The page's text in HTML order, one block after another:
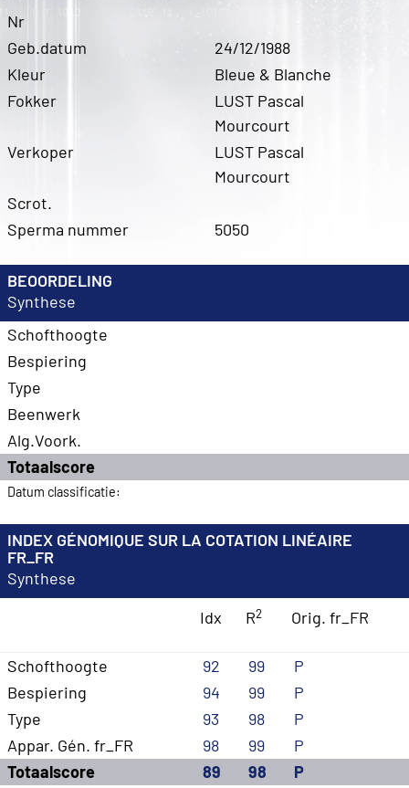
Nr
Geb.datum
24/12/1988
Kleur
Bleue & Blanche
Fokker
LUST Pascal
Mourcourt
Verkoper
LUST Pascal
Mourcourt
Scrot.
Sperma nummer
5050
BEOORDELING
Synthese
Schofthoogte
Bespiering
Type
Beenwerk
Alg.Voork.
Totaalscore
Datum classificatie:
INDEX GÉNOMIQUE SUR LA COTATION LINÉAIRE
FR_FR
Synthese
Idx
R2 Orig. fr_FR
Schofthoogte 92 99
P
Bespiering
94 99
P
Type
93 98
P
Appar. Gén. fr_FR
98 99
P
Totaalscore
89 98 P